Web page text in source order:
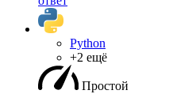
Python
+2 ещё
Простой